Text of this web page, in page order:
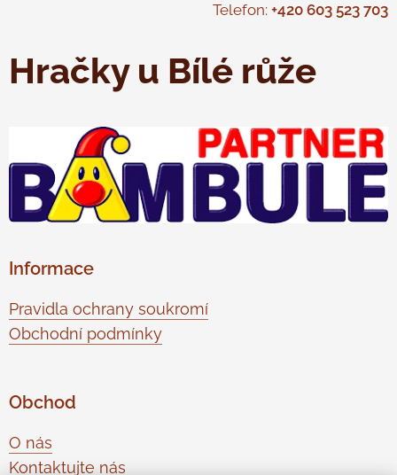
Telefon: +420 603 523 703
Hračky u Bílé růže
Informace
Pravidla ochrany soukromí
Obchodní podmínky
Obchod
O nás
Kontaktujte nás